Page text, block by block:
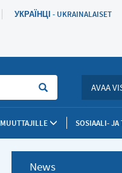
УКРАЇНЦІ - UKRAINALAISET
AVAA
MUUTTAJILLE SOSIAALI- JA
News